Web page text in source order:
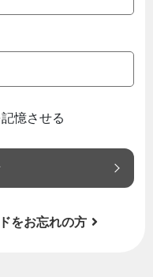
憶させる
をお忘れの方